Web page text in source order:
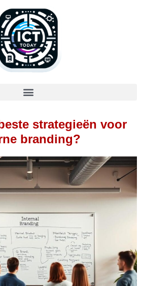
strategieën voor
branding?